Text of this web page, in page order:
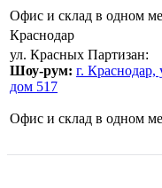
Офис и склад в одном
Краснодар
ул. Красных Партизан:
Шоу-рум: г.
дом 517
Офис и склад в одном